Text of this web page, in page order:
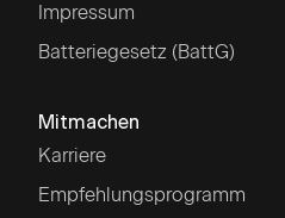
Impressum
Batteriegesetz (BattG)
Mitmachen
Karriere
Empfehlungsprogramm